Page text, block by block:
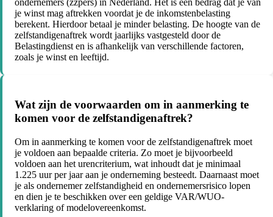
je winst mag aftrekken voordat je de inkomstenbelasting
berekent. Hierdoor betaal je minder belasting. De hoogte van de
zelfstandigenaftrek wordt jaarlijks vastgesteld door de
Belastingdienst en is afhankelijk van verschillende factoren,
zoals je winst en leeftijd.
Wat zijn de voorwaarden om in aanmerking te
komen voor de zelfstandigenaftrek?
Om in aanmerking te komen voor de zelfstandigenaftrek moet
je voldoen aan bepaalde criteria. Zo moet je bijvoorbeeld
voldoen aan het urencriterium, wat inhoudt dat je minimaal
1.225 uur per jaar aan je onderneming besteedt. Daarnaast moet
je als ondernemer zelfstandigheid en ondernemersrisico lopen
en dien je te beschikken over een geldige VAR/WUO-
verklaring of modelovereenkomst.